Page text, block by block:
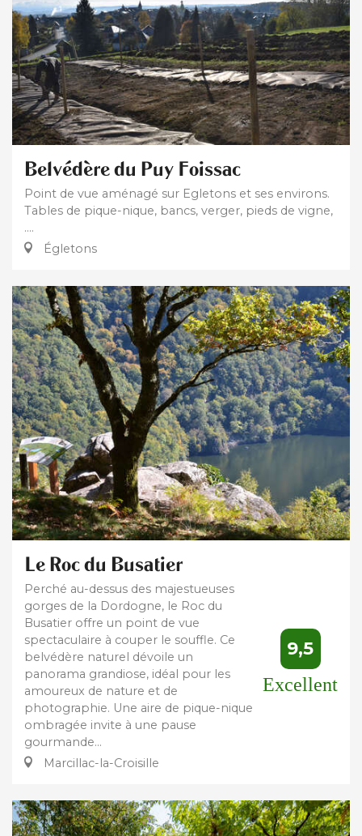
Belvédère du Puy Foissac
Point de vue aménagé sur Egletons et ses environs.
Tables de pique-nique, bancs, verger, pieds de vigne,
....
Égletons
Le Roc du Busatier
Perché au-dessus des majestueuses
gorges de la Dordogne, le Roc du
Busatier offre un point de vue
spectaculaire à couper le souffle. Ce
belvédère naturel dévoile un
panorama grandiose, idéal pour les
amoureux de nature et de
photographie. Une aire de pique-nique
ombragée invite à une pause
gourmande...
Marcillac-la-Croisille
9,5
Excellent